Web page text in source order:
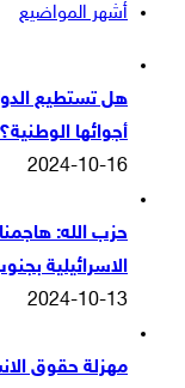
أشهر المواضيع
هل تستطيع
أجوائها الوطنية؟
2024-10-16
حزب الله:
الاسرائيلية
2024-10-13
مهزلة حقوق